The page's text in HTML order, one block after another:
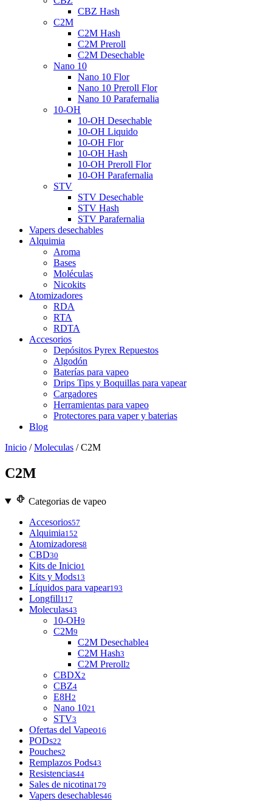
CBZ Hash
C2M
C2M Hash
C2M Preroll
C2M Desechable
Nano 10
Nano 10 Flor
Nano 10 Preroll Flor
Nano 10 Parafernalia
10-OH
10-OH Desechable
10-OH Liquido
10-OH Flor
10-OH Hash
10-OH Preroll Flor
10-OH Parafernalia
STV
STV Desechable
STV Hash
STV Parafernalia
Vapers desechables
Alquimia
Aroma
Bases
Moléculas
Nicokits
Atomizadores
RDA
RTA
RDTA
Accesorios
Depósitos Pyrex Repuestos
Algodón
Baterías para vapeo
Drips Tips y Boquillas para vapear
Cargadores
Herramientas para vapeo
Protectores para vaper y baterias
Blog
Inicio /Moleculas / C2M
C2M
Categorias de vapeo
Accesorios57
Alquimia152
Atomizadores8
CBD30
Kits de Inicio1
Kits y Mods13
Líquidos para vapear193
Longfill117
Moleculas43
10-OH9
C2M9
C2M Desechable4
C2M Hash3
C2M Preroll2
CBDX2
CBZ4
E8H2
Nano 1021
STV3
Ofertas del Vapeo16
PODs22
Pouches2
Remplazos Pods43
Resistencias44
Sales de nicotina179
Vapers desechables46